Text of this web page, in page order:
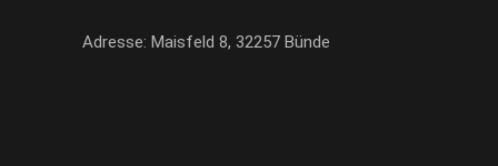
Adresse: Maisfeld 8, 32257 Bünde